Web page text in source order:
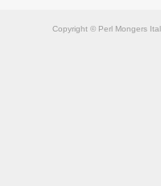
Copyright © Perl Mongers